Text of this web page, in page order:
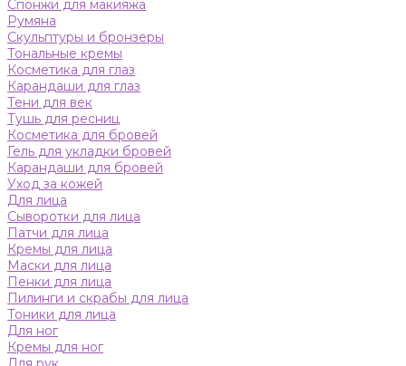
Спонжи для макияжа
Румяна
Скульптуры и бронзеры
Тональные кремы
Косметика для глаз
Карандаши для глаз
Тени для век
Тушь для ресниц
Косметика для бровей
Гель для укладки бровей
Карандаши для бровей
Уход за кожей
Для лица
Сыворотки для лица
Патчи для лица
Кремы для лица
Маски для лица
Пенки для лица
Пилинги и скрабы для лица
Тоники для лица
Для ног
Кремы для ног